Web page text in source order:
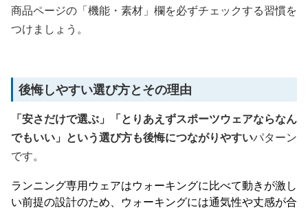
商品ページの「機能・素材」欄を必ずチェックする習慣を
つけましょう。
後悔しやすい選び方とその理由
「安さだけで選ぶ」「とりあえずスポーツウェアならなん
でもいい」という選び方も後悔につながりやすいパターン
です。
ランニング専用ウェアはウォーキングに比べて動きが激し
い前提の設計のため、ウォーキングには通気性や丈感が合